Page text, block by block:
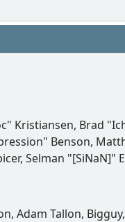
Kristiansen, Brad
Benson,
Selman "[SiNaN]"
Tallon,